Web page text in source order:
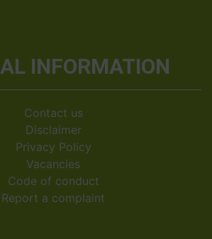
INFORMATION
Contact us
Disclaimer
Privacy Policy
Vacancies
Code of conduct
Report a complaint